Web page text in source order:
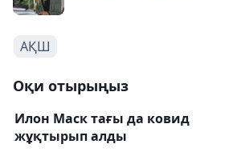
АҚШ
Оқи отырыңыз
Илон Маск тағы да ковид
жұқтырып алды